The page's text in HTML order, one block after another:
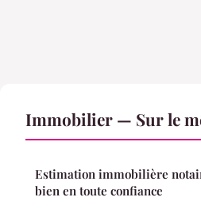
Immobilier — Sur le
Estimation immobilière
bien en toute confiance